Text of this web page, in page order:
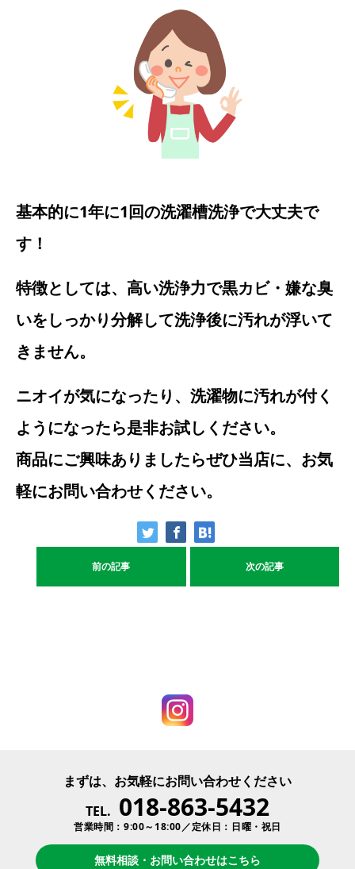
基本的に1年に1回の洗濯槽洗浄で大丈夫で
す！
特徴としては、高い洗浄力で黒カビ・嫌な臭
いをしっかり分解して洗浄後に汚れが浮いて
きません。
ニオイが気になったり、洗濯物に汚れが付く
ようになったら是非お試しください。
商品にご興味ありましたらぜひ当店に、お気
軽にお問い合わせください。
前の記事 次の記事
まずは、お気軽にお問い合わせください
TEL. 018-863-5432
営業時間：9:00～18:00／定休日：日曜・祝日
無料相談・お問い合わせはこちら